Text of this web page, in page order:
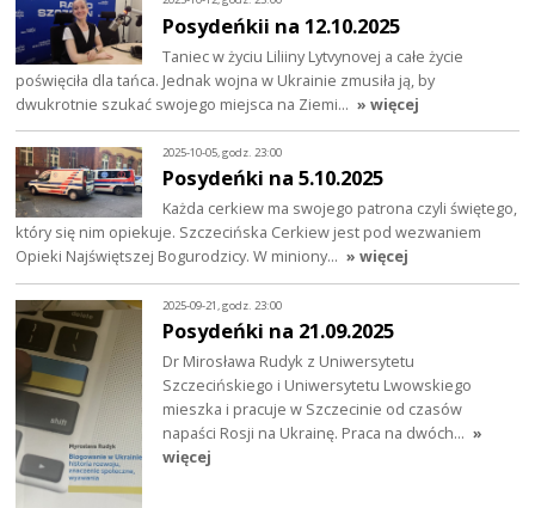
Posydeńkii na 12.10.2025
Taniec w życiu Liliiny Lytvynovej a całe życie
poświęciła dla tańca. Jednak wojna w Ukrainie zmusiła ją, by
dwukrotnie szukać swojego miejsca na Ziemi… » więcej
2025-10-05, godz. 23:00
Posydeńki na 5.10.2025
Każda cerkiew ma swojego patrona czyli świętego,
który się nim opiekuje. Szczecińska Cerkiew jest pod wezwaniem
Opieki Najświętszej Bogurodzicy. W miniony… » więcej
2025-09-21, godz. 23:00
Posydeńki na 21.09.2025
Dr Mirosława Rudyk z Uniwersytetu
Szczecińskiego i Uniwersytetu Lwowskiego
mieszka i pracuje w Szczecinie od czasów
napaści Rosji na Ukrainę. Praca na dwóch… »
więcej